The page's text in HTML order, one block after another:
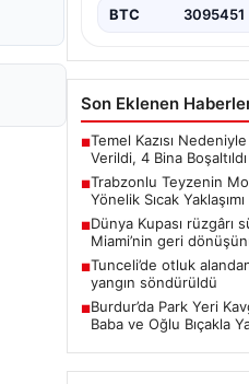
BTC 3095451
Son Eklenen
■Temel Kazısı
Verildi, 4 Bina Boşaltıldı
■Trabzonlu Teyzenin
Yönelik Sıcak
■Dünya Kupası rüzgârı
Miami’nin geri
■Tunceli’de otluk
yangın söndürüldü
■Burdur’da Park Yeri
Baba ve Oğlu Bıçakla